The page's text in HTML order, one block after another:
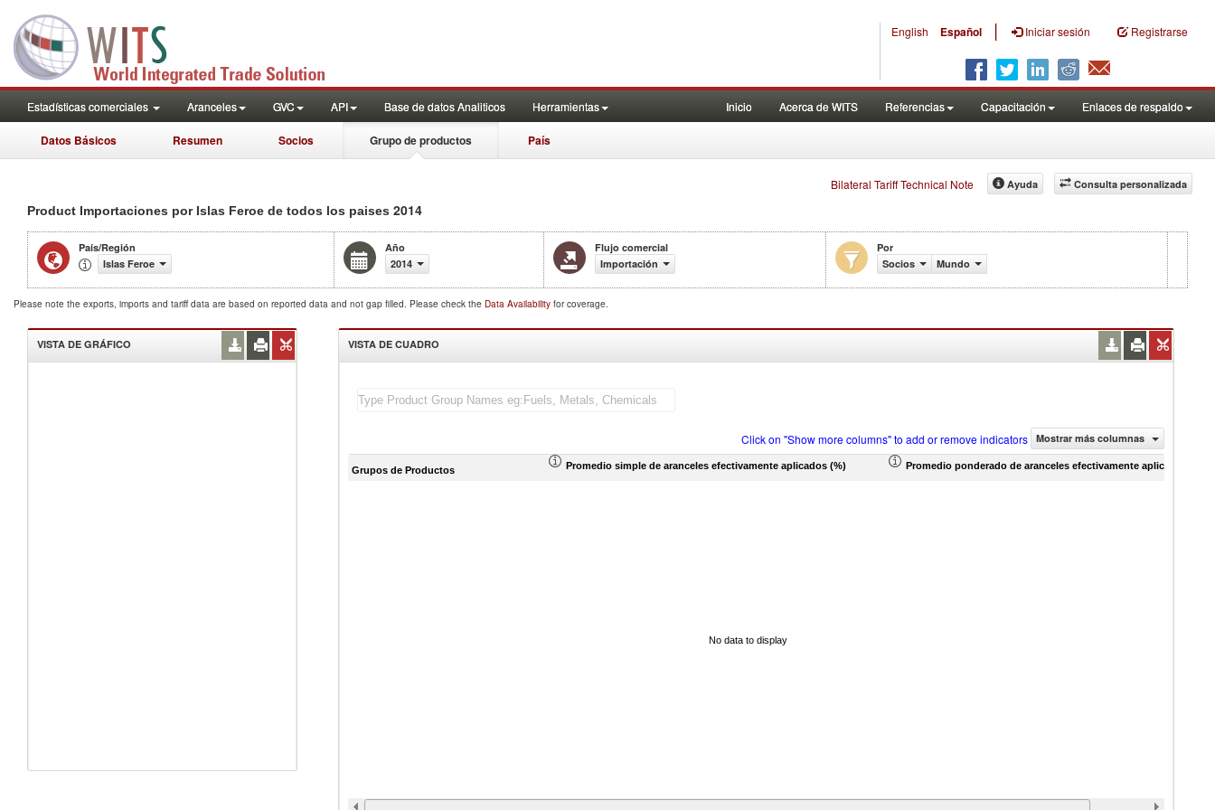
English Español | Iniciar sesión Registrarse
Estadísticas comerciales Aranceles GVC API Base de datos Analiticos Herramientas Inicio Acerca de WITS Referencias Capacitación Enlaces de respaldo
Datos Básicos Resumen Socios Grupo de productos País
Bilateral Tariff Technical Note Consulta personalizada
Ayuda
Product Importaciones por Islas Feroe de todos los paises 2014
País/Región
Islas Feroe
Año
2014
Flujo comercial
Importación
Por
Socios
Mundo
Please note the exports, imports and tariff data are based on reported data and not gap filled. Please check the Data Availability for coverage.
VISTA DE GRÁFICO VISTA DE CUADRO
Click on "Show more columns" to add or remove indicators Mostrar más columnas
Grupos de Productos Promedio simple de aranceles efectivamente aplicados (%) Promedio ponderado de aranceles efectivamente aplicados (%)
No data to display